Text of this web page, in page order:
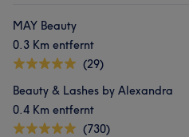
MAY Beauty
0.3 Km entfernt
(29)
Beauty & Lashes by Alexandra
0.4 Km entfernt
(730)